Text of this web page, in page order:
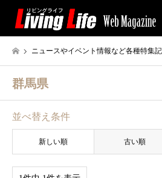
ニュースやイベント情報など各種特集
群馬県
並べ替え条件
新しい順 古い順